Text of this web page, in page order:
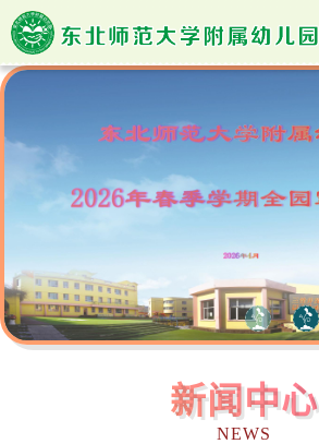
新闻中心
NEWS